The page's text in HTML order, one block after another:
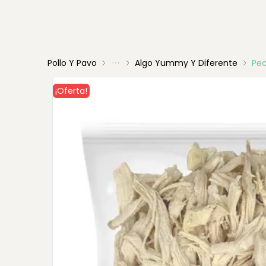
Pollo Y Pavo Algo Yummy Y Diferente
¡Oferta!